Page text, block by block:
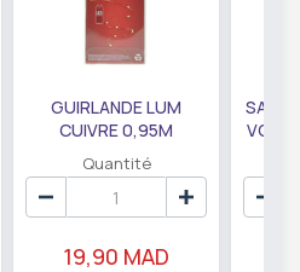
GUIRLANDE LUM
CUIVRE 0,95M
DE79207
Quantité
19,90 MAD